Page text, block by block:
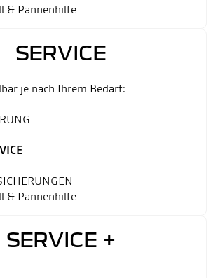
& Pannenhilfe
SERVICE
je nach Ihrem Bedarf:​
& Pannenhilfe
SERVICE +